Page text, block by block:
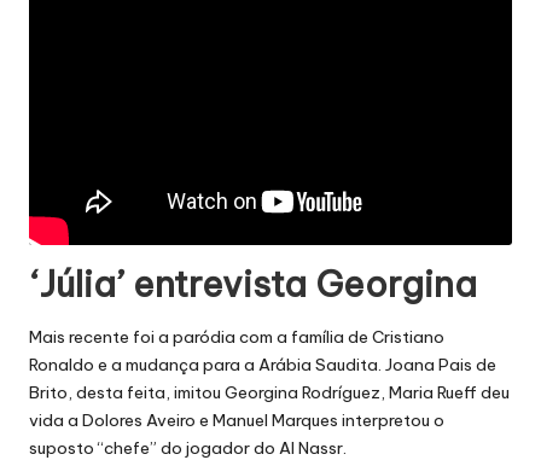
‘Júlia’ entrevista Georgina
Mais recente foi a paródia com a família de Cristiano
Ronaldo e a mudança para a Arábia Saudita. Joana Pais de
Brito, desta feita, imitou Georgina Rodríguez, Maria Rueff deu
vida a Dolores Aveiro e Manuel Marques interpretou o
suposto “chefe” do jogador do Al Nassr.